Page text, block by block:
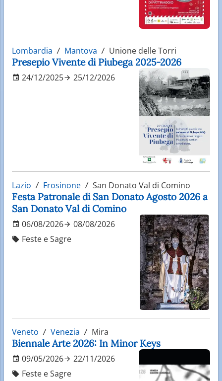
Lombardia Mantova Unione delle Torri
Presepio Vivente di Piubega 2025-2026
24/12/2025 25/12/2026
Lazio Frosinone San Donato Val di Comino
Festa Patronale di San Donato Agosto 2026 a
San Donato Val di Comino
06/08/2026
08/08/2026
Feste e Sagre
Veneto Venezia Mira
Biennale Arte 2026: In Minor Keys
09/05/2026
22/11/2026
Feste e Sagre